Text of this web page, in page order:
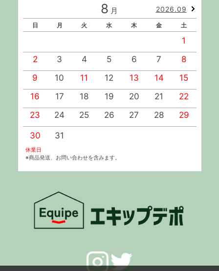
8 月 2026.09
日 月 火 水 木 金 土
1
2
3 4 5 6 7
8
9
10 11 12 13 14
15
16
17 18 19 20 21
22
23
24 25 26 27 28 29
30 31
休業日
※商品発送、お問い合わせを含みます。